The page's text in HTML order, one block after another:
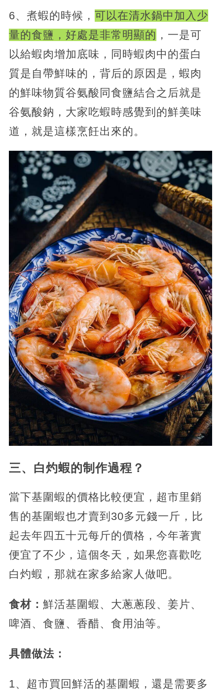
6、煮蝦的時候， 可以在清水鍋中加入少
量的食鹽，好處是非常明顯的 ，一是可
以給蝦肉增加底味，同時蝦肉中的蛋白
質是自帶鮮味的，背后的原因是，蝦肉
的鮮味物質谷氨酸同食鹽結合之后就是
谷氨酸鈉，大家吃蝦時感覺到的鮮美味
道，就是這樣烹飪出來的。
三、白灼蝦的制作過程？
當下基圍蝦的價格比較便宜，超市里銷
售的基圍蝦也才賣到30多元錢一斤，比
起去年四五十元每斤的價格，今年著實
便宜了不少，這個冬天，如果您喜歡吃
白灼蝦，那就在家多給家人做吧。
食材： 鮮活基圍蝦、大蔥蔥段、姜片、
啤酒、食鹽、香醋、食用油等。
具體做法：
1、超市買回鮮活的基圍蝦，還是需要多